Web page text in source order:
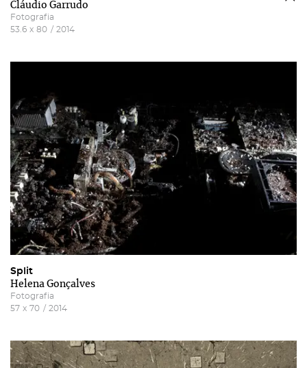
Cláudio Garrudo
Fotografia
53.6 x 80 / 2014
Split
Helena Gonçalves
Fotografia
57 x 70 / 2014